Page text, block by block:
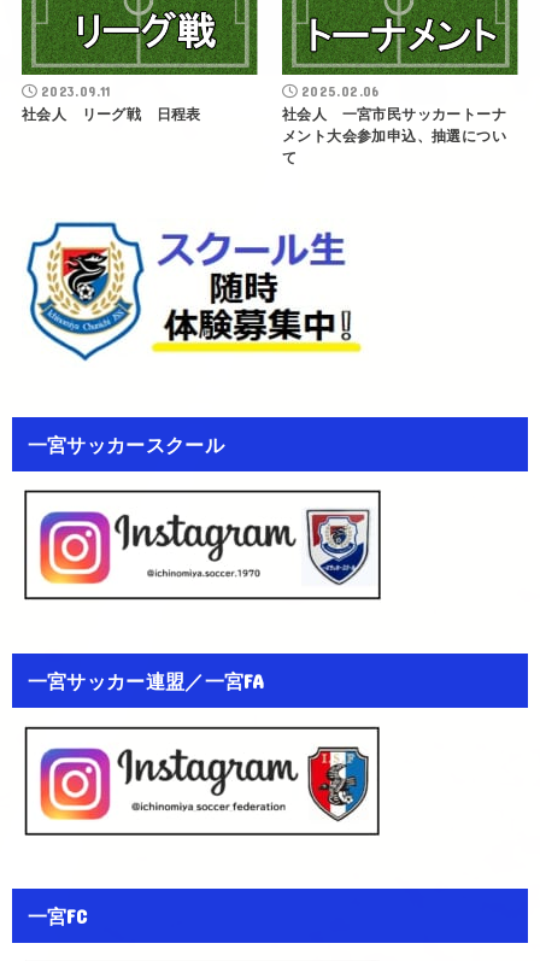
2023.09.11
社会人 リーグ戦 日程表
2025.02.06
社会人 一宮市民サッカートーナ
メント大会参加申込、抽選につい
て
一宮サッカースクール
一宮サッカー連盟／一宮FA
一宮FC